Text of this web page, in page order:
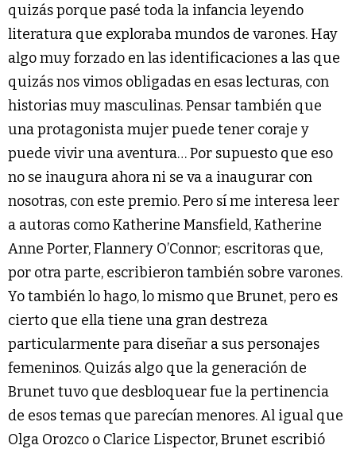
quizás porque pasé toda la infancia leyendo
literatura que exploraba mundos de varones. Hay
algo muy forzado en las identificaciones a las que
quizás nos vimos obligadas en esas lecturas, con
historias muy masculinas. Pensar también que
una protagonista mujer puede tener coraje y
puede vivir una aventura… Por supuesto que eso
no se inaugura ahora ni se va a inaugurar con
nosotras, con este premio. Pero sí me interesa leer
a autoras como Katherine Mansfield, Katherine
Anne Porter, Flannery O’Connor; escritoras que,
por otra parte, escribieron también sobre varones.
Yo también lo hago, lo mismo que Brunet, pero es
cierto que ella tiene una gran destreza
particularmente para diseñar a sus personajes
femeninos. Quizás algo que la generación de
Brunet tuvo que desbloquear fue la pertinencia
de esos temas que parecían menores. Al igual que
Olga Orozco o Clarice Lispector, Brunet escribió